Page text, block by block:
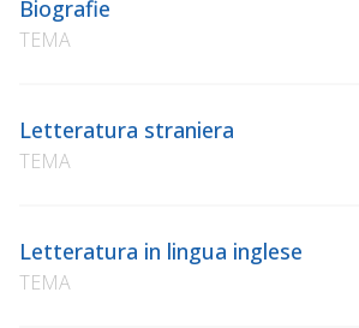
Biografie
TEMA
Letteratura straniera
TEMA
Letteratura in lingua inglese
TEMA